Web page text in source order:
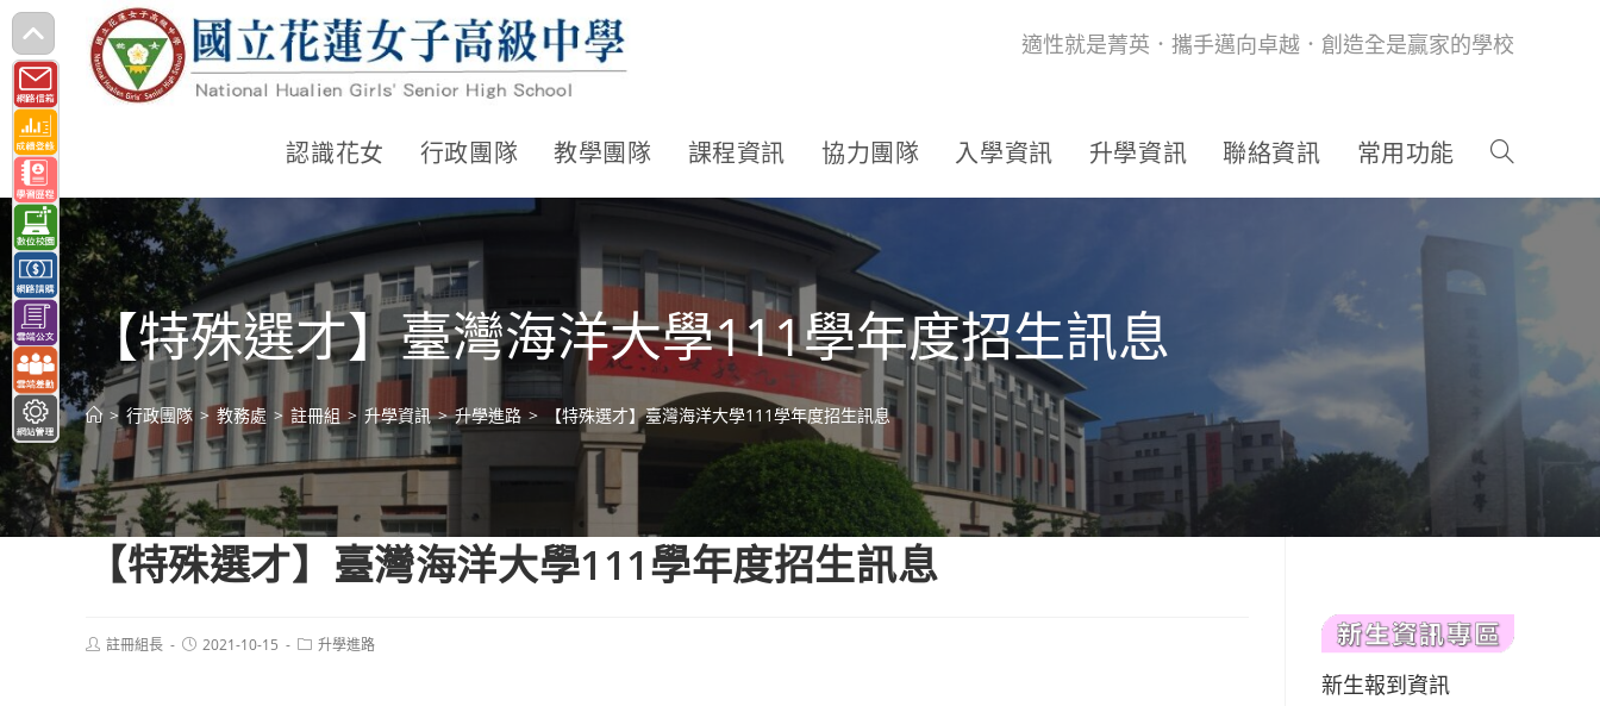
跳
轉
至
主
要
內
容
適性就是菁英．攜手邁向卓越．創造全是贏家的學校
認識花女 行政團隊 教學團隊 課程資訊 協力團隊 入學資訊 升學資訊 聯絡資訊 常用功能
【特殊選才】臺灣海洋大學111學年度招生訊息
> 行政團隊 > 教務處 > 註冊組 > 升學資訊 > 升學進路 > 【特殊選才】臺灣海洋大學111學年度招生訊息
【特殊選才】臺灣海洋大學111學年度招生訊息
Post註冊組長
Post2021-10-15
Post升學進路
新生報到資訊